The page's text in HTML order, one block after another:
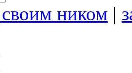
ником |